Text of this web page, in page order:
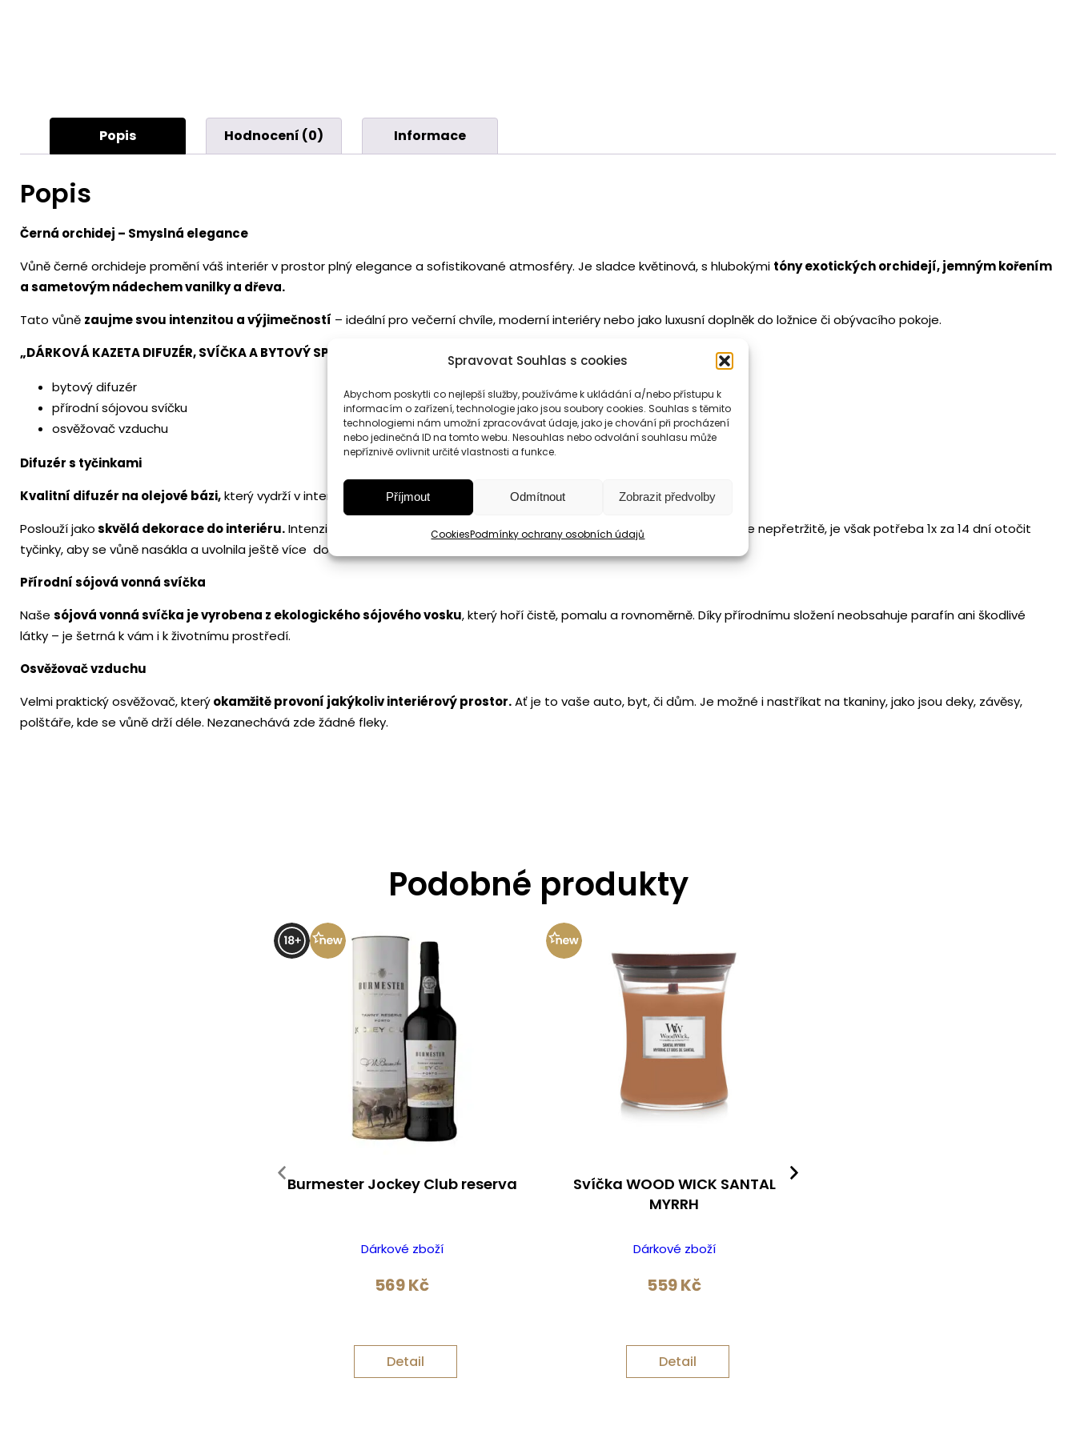
Spravovat Souhlas s cookies
Abychom poskytli co nejlepší služby, používáme k ukládání a/nebo přístupu k
informacím o zařízení, technologie jako jsou soubory cookies. Souhlas s těmito
technologiemi nám umožní zpracovávat údaje, jako je chování při procházení
nebo jedinečná ID na tomto webu. Nesouhlas nebo odvolání souhlasu může
nepříznivě ovlivnit určité vlastnosti a funkce.
Příjmout Odmítnout Zobrazit předvolby
CookiesPodmínky ochrany osobních údajů
Popis Hodnocení (0) Informace
Popis
Černá orchidej – Smyslná elegance
Vůně černé orchideje promění váš interiér v prostor plný elegance a sofistikované atmosféry. Je sladce květinová, s hlubokými tóny exotických orchidejí, jemným kořením
a sametovým nádechem vanilky a dřeva.
Tato vůně zaujme svou intenzitou a výjimečností – ideální pro večerní chvíle, moderní interiéry nebo jako luxusní doplněk do ložnice či obývacího pokoje.
„DÁRKOVÁ KAZETA DIFUZÉR, SVÍČKA A BYTOVÝ SPREJ BLACK ORCHID“ obsahuje:
bytový difuzér
přírodní sójovou svíčku
osvěžovač vzduchu
Difuzér s tyčinkami
Kvalitní difuzér na olejové bázi,který vydrží v interiéru vonět 10-12 měsíců.
Poslouží jakoskvělá dekorace do interiéru.Intenzitu vůně můžete korigovat pomocní množství vložených tyčinek. Funguje nepřetržitě, je však potřeba 1x za 14 dní otočit
tyčinky, aby se vůně nasákla a uvolnila ještě více do interiéru.
Přírodní sójová vonná svíčka
Naše sójová vonná svíčka je vyrobena z ekologického sójového vosku, který hoří čistě, pomalu a rovnoměrně. Díky přírodnímu složení neobsahuje parafín ani škodlivé
látky – je šetrná k vám i k životnímu prostředí.
Osvěžovač vzduchu
Velmi praktický osvěžovač, kterýokamžitě provoní jakýkoliv interiérový prostor.Ať je to vaše auto, byt, či dům. Je možné i nastříkat na tkaniny, jako jsou deky, závěsy,
polštáře, kde se vůně drží déle. Nezanechává zde žádné fleky.
Podobné produkty
Burmester Jockey Club reserva
Dárkové zboží
569Kč
Detail
Svíčka WOOD WICK SANTAL
MYRRH
Dárkové zboží
559Kč
Detail